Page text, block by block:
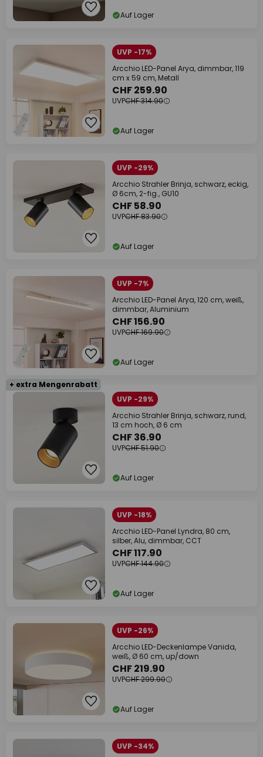
Auf Lager
UVP -17%
Arcchio LED-Panel Arya, dimmbar, 119
cm x 59 cm, Metall
CHF 259.90
UVPCHF 314.90
Auf Lager
UVP -29%
Arcchio Strahler Brinja, schwarz, eckig,
Ø 6cm, 2-fig., GU10
CHF 58.90
UVPCHF 83.90
Auf Lager
UVP -7%
Arcchio LED-Panel Arya, 120 cm, weiß,
dimmbar, Aluminium
CHF 156.90
UVPCHF 169.90
Auf Lager
+ extra Mengenrabatt
UVP -29%
Arcchio Strahler Brinja, schwarz, rund,
13 cm hoch, Ø 6 cm
CHF 36.90
UVPCHF 51.90
Auf Lager
UVP -18%
Arcchio LED-Panel Lyndra, 80 cm,
silber, Alu, dimmbar, CCT
CHF 117.90
UVPCHF 144.90
Auf Lager
UVP -26%
Arcchio LED-Deckenlampe Vanida,
weiß, Ø 60 cm, up/down
CHF 219.90
UVPCHF 299.90
Auf Lager
UVP -34%